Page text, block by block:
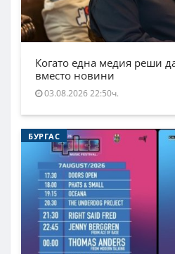
Когато една медия реши
вместо новини
03.08.2026 22:50ч.
БУРГАС